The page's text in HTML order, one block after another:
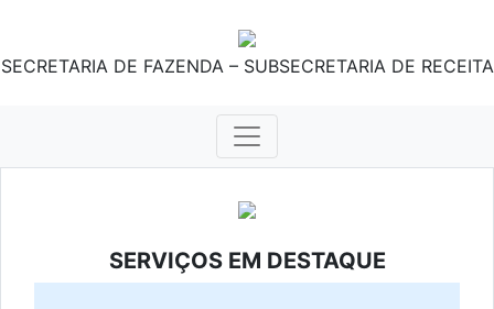
SECRETARIA DE FAZENDA – SUBSECRETARIA DE RECEITA
SERVIÇOS EM DESTAQUE